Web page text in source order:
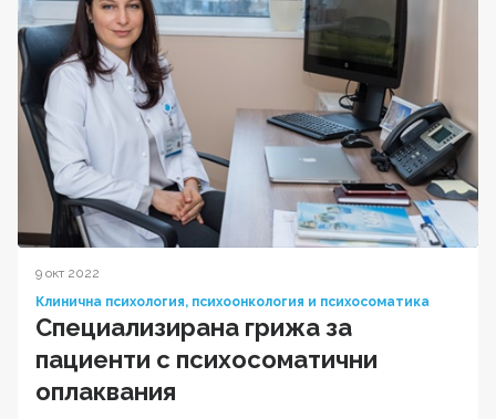
9 окт 2022
Клинична психология, психоонкология и психосоматика
Специализирана грижа за
пациенти с психосоматични
оплаквания